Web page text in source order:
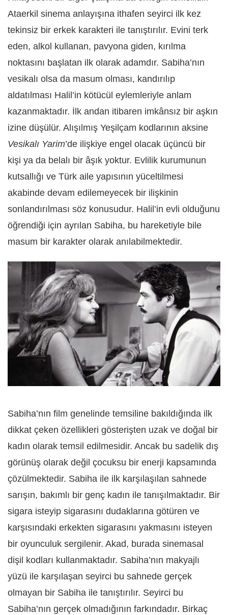
Ataerkil sinema anlayışına ithafen seyirci ilk kez
tekinsiz bir erkek karakteri ile tanıştırılır. Evini terk
eden, alkol kullanan, pavyona giden, kırılma
noktasını başlatan ilk olarak adamdır. Sabiha’nın
vesikalı olsa da masum olması, kandırılıp
aldatılması Halil’in kötücül eylemleriyle anlam
kazanmaktadır. İlk andan itibaren imkânsız bir aşkın
izine düşülür. Alışılmış Yeşilçam kodlarının aksine
Vesikalı Yarim’de ilişkiye engel olacak üçüncü bir
kişi ya da belalı bir âşık yoktur. Evlilik kurumunun
kutsallığı ve Türk aile yapısının yüceltilmesi
akabinde devam edilemeyecek bir ilişkinin
sonlandırılması söz konusudur. Halil’in evli olduğunu
öğrendiği için ayrılan Sabiha, bu hareketiyle bile
masum bir karakter olarak anılabilmektedir.
Sabiha’nın film genelinde temsiline bakıldığında ilk
dikkat çeken özellikleri gösterişten uzak ve doğal bir
kadın olarak temsil edilmesidir. Ancak bu sadelik dış
görünüş olarak değil çocuksu bir enerji kapsamında
çözülmektedir. Sabiha ile ilk karşılaşılan sahnede
sarışın, bakımlı bir genç kadın ile tanışılmaktadır. Bir
sigara isteyip sigarasını dudaklarına götüren ve
karşısındaki erkekten sigarasını yakmasını isteyen
bir oyunculuk sergilenir. Akad, burada sinemasal
dişil kodları kullanmaktadır. Sabiha’nın makyajlı
yüzü ile karşılaşan seyirci bu sahnede gerçek
olmayan bir Sabiha ile tanıştırılır. Seyirci bu
Sabiha’nın gerçek olmadığının farkındadır. Birkaç